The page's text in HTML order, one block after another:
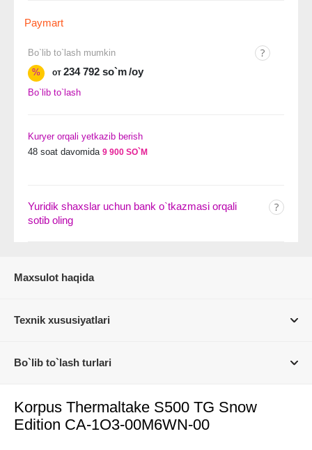
Paymart
Bo`lib to`lash mumkin
%
от 234 792 so`m/oy
Bo`lib to`lash
Kuryer orqali yetkazib berish
48 soat davomida 9 900 SO`M
Yuridik shaxslar uchun bank o`tkazmasi orqali
sotib oling
Maxsulot haqida
Texnik xususiyatlari
Bo`lib to`lash turlari
Korpus Thermaltake S500 TG Snow
Edition CA-1O3-00M6WN-00